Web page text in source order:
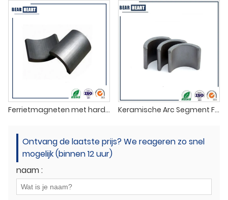
Ferrietmagneten met harde boog voor motoren Keramische Arc Segment Ferriet Magneten
Ontvang de laatste prijs? We reageren zo snel
mogelijk (binnen 12 uur)
naam :